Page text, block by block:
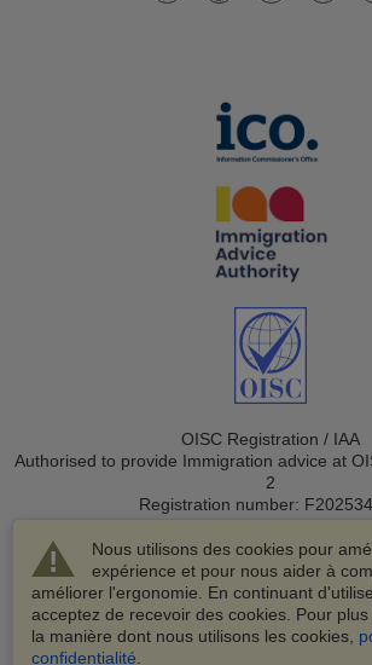
Nous utilisons des cookies pour
expérience et pour nous aider à
améliorer l'ergonomie. En continuant
acceptez de recevoir des cookies. Pour
la manière dont nous utilisons les cookies,
confidentialité
OISC Registration / IAA
Authorised to provide Immigration advice at
2
Registration number:
© 2003-2026 VisaHQ.com, Inc. Tous